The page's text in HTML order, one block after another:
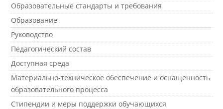
Университет
Об университете
Миссия, цель и ценности УдГАУ
Ректорат
Образовательные стандарты и требования
Образование
Руководство
Педагогический состав
Доступная среда
Материально-техническое обеспечение и оснащенность
образовательного процесса
Стипендии и меры поддержки обучающихся